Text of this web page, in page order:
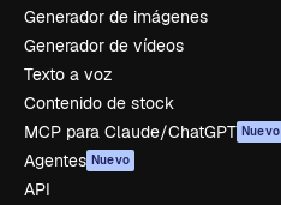
Generador de imágenes
Generador de vídeos
Texto a voz
Contenido de stock
MCP para Claude/ChatGPT Nuevo
Agentes Nuevo
API